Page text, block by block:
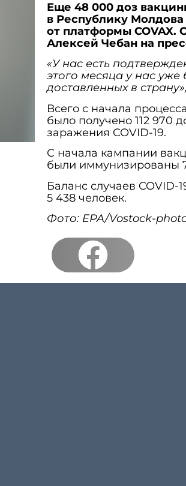
Еще 48 000 доз
в Республику Молдова
от платформы COVAX.
Алексей Чебан на
«У нас есть
этого месяца у нас
доставленных в
Всего с начала
было получено 112 970
заражения COVID-19.
С начала кампании
были иммунизированы
Баланс случаев COVID-
5 438 человек.
Фото: EPA/Vostock-